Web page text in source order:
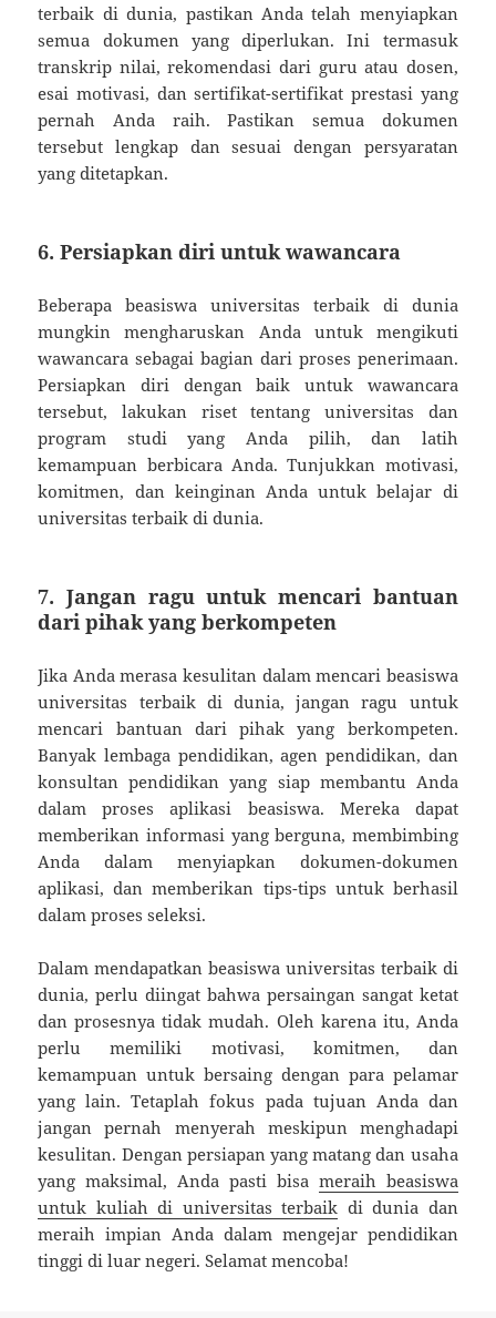
terbaik di dunia, pastikan Anda telah menyiapkan
semua dokumen yang diperlukan. Ini termasuk
transkrip nilai, rekomendasi dari guru atau dosen,
esai motivasi, dan sertifikat-sertifikat prestasi yang
pernah Anda raih. Pastikan semua dokumen
tersebut lengkap dan sesuai dengan persyaratan
yang ditetapkan.
6. Persiapkan diri untuk wawancara
Beberapa beasiswa universitas terbaik di dunia
mungkin mengharuskan Anda untuk mengikuti
wawancara sebagai bagian dari proses penerimaan.
Persiapkan diri dengan baik untuk wawancara
tersebut, lakukan riset tentang universitas dan
program studi yang Anda pilih, dan latih
kemampuan berbicara Anda. Tunjukkan motivasi,
komitmen, dan keinginan Anda untuk belajar di
universitas terbaik di dunia.
7. Jangan ragu untuk mencari bantuan
dari pihak yang berkompeten
Jika Anda merasa kesulitan dalam mencari beasiswa
universitas terbaik di dunia, jangan ragu untuk
mencari bantuan dari pihak yang berkompeten.
Banyak lembaga pendidikan, agen pendidikan, dan
konsultan pendidikan yang siap membantu Anda
dalam proses aplikasi beasiswa. Mereka dapat
memberikan informasi yang berguna, membimbing
Anda dalam menyiapkan dokumen-dokumen
aplikasi, dan memberikan tips-tips untuk berhasil
dalam proses seleksi.
Dalam mendapatkan beasiswa universitas terbaik di
dunia, perlu diingat bahwa persaingan sangat ketat
dan prosesnya tidak mudah. Oleh karena itu, Anda
perlu memiliki motivasi, komitmen, dan
kemampuan untuk bersaing dengan para pelamar
yang lain. Tetaplah fokus pada tujuan Anda dan
jangan pernah menyerah meskipun menghadapi
kesulitan. Dengan persiapan yang matang dan usaha
yang maksimal, Anda pasti bisa meraih beasiswa
untuk kuliah di universitas terbaik di dunia dan
meraih impian Anda dalam mengejar pendidikan
tinggi di luar negeri. Selamat mencoba!